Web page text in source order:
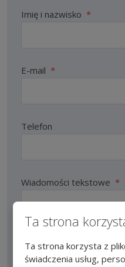
Imię i nazwisko *
E-mail *
Telefon
Wiadomości tekstowe *
Ta strona
Ta strona korzysta z
świadczenia usług,